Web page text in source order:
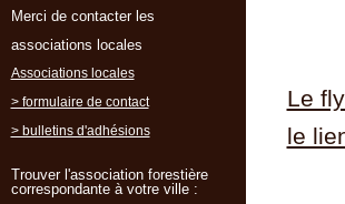
Le
le
Merci de contacter les
associations locales
Associations locales
> formulaire de contact
> bulletins d'adhésions
Trouver l'association forestière
correspondante à votre ville :